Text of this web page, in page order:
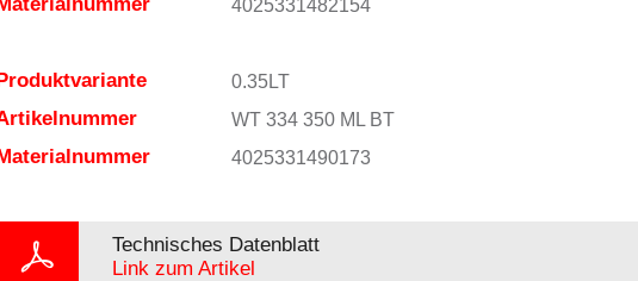
4025331482154
0.35LT
WT 334 350 ML BT
4025331490173
Technisches Datenblatt
Link zum Artikel